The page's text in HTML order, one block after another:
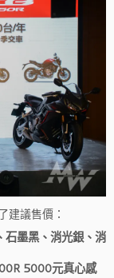
建議售價：
墨黑、消光銀、消
5000元真心感